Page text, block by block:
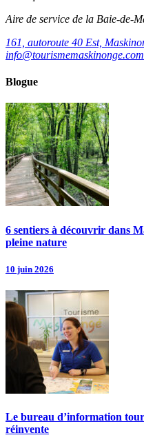
Aire de service de la Baie-de-
161, autoroute 40 Est,
info@tourismemaskinonge.com
Blogue
6 sentiers à découvrir dans
pleine nature
10 juin 2026
Le bureau d’information
réinvente